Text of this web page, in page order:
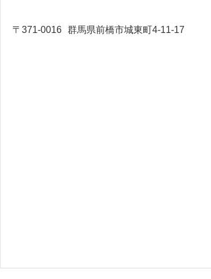
〒371-0016 群馬県前橋市城東町4-11-17